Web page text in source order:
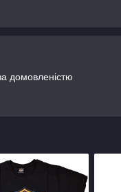
домовленістю